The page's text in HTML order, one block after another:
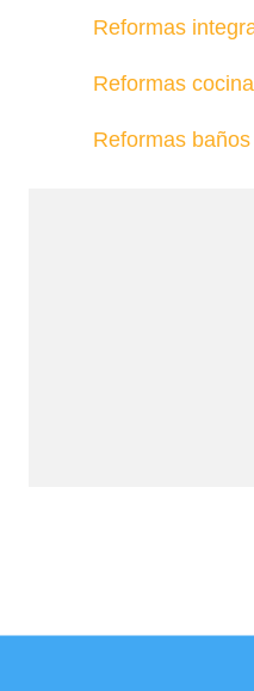
Reformas
Reformas
Reformas